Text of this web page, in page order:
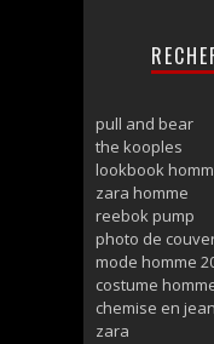
pull and bear
the kooples
lookbook
zara homme
reebok pump
photo de
mode homme
costume
chemise en
zara